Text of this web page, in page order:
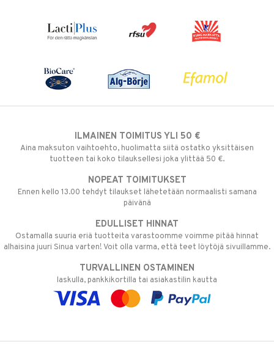
ILMAINEN TOIMITUS YLI 50 €
Aina maksuton vaihtoehto, huolimatta siitä ostatko yksittäisen
tuotteen tai koko tilauksellesi joka ylittää 50 €.
NOPEAT TOIMITUKSET
Ennen kello 13.00 tehdyt tilaukset lähetetään normaalisti samana
päivänä
EDULLISET HINNAT
Ostamalla suuria eriä tuotteita varastoomme voimme pitää hinnat
alhaisina juuri Sinua varten! Voit olla varma, että teet löytöjä sivuillamme.
TURVALLINEN OSTAMINEN
laskulla, pankkikortilla tai asiakastilin kautta